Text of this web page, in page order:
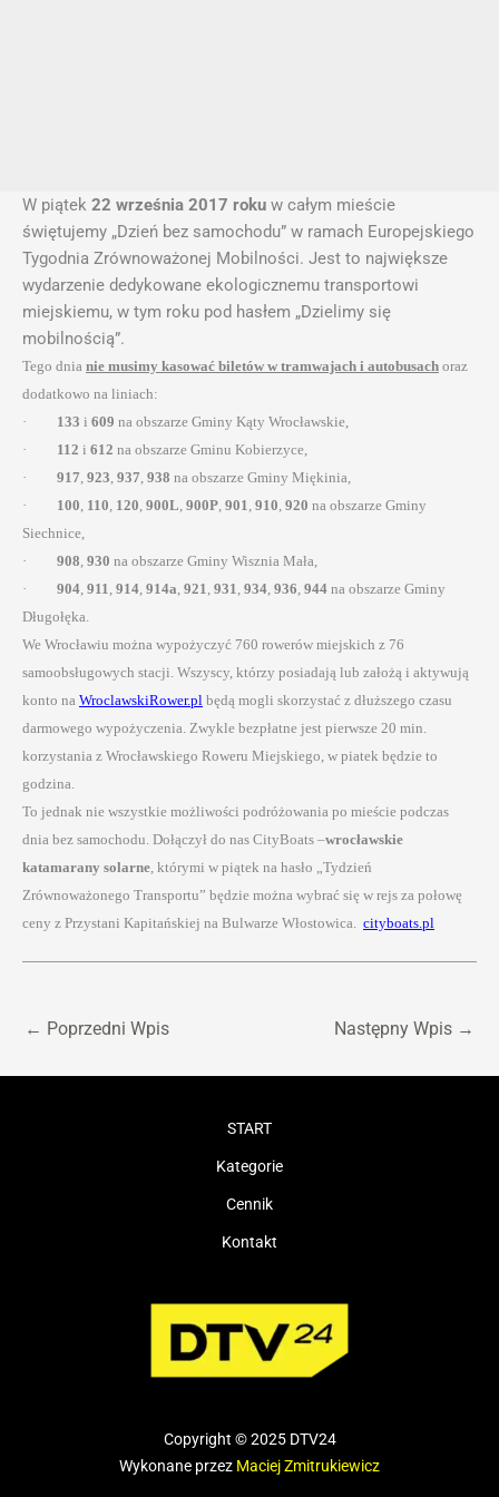
W piątek 22 września 2017 roku w całym mieście
świętujemy „Dzień bez samochodu” w ramach Europejskiego
Tygodnia Zrównoważonej Mobilności. Jest to największe
wydarzenie dedykowane ekologicznemu transportowi
miejskiemu, w tym roku pod hasłem „Dzielimy się
mobilnością”.
Tego dnia nie musimy kasować biletów w tramwajach i autobusach oraz
dodatkowo na liniach:
·
133 i 609 na obszarze Gminy Kąty Wrocławskie,
·
112 i 612 na obszarze Gminu Kobierzyce,
·
917, 923, 937, 938 na obszarze Gminy Miękinia,
·
100, 110, 120, 900L, 900P, 901, 910, 920 na obszarze Gminy
Siechnice,
·
908, 930 na obszarze Gminy Wisznia Mała,
·
904, 911, 914, 914a, 921, 931, 934, 936, 944 na obszarze Gminy
Długołęka.
We Wrocławiu można wypożyczyć 760 rowerów miejskich z 76
samoobsługowych stacji. Wszyscy, którzy posiadają lub założą i aktywują
konto na WroclawskiRower.pl będą mogli skorzystać z dłuższego czasu
darmowego wypożyczenia. Zwykle bezpłatne jest pierwsze 20 min.
korzystania z Wrocławskiego Roweru Miejskiego, w piatek będzie to
godzina.
To jednak nie wszystkie możliwości podróżowania po mieście podczas
dnia bez samochodu. Dołączył do nas CityBoats –wrocławskie
katamarany solarne, którymi w piątek na hasło „Tydzień
Zrównoważonego Transportu” będzie można wybrać się w rejs za połowę
ceny z Przystani Kapitańskiej na Bulwarze Włostowica. cityboats.pl
← Poprzedni Wpis Następny Wpis →
START
Kategorie
Cennik
Kontakt
Copyright © 2025 DTV24
Wykonane przez Maciej Zmitrukiewicz